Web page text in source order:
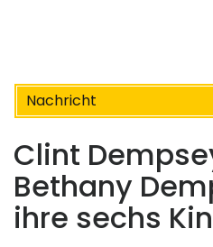
Nachricht
Clint
Bethany
ihre sechs